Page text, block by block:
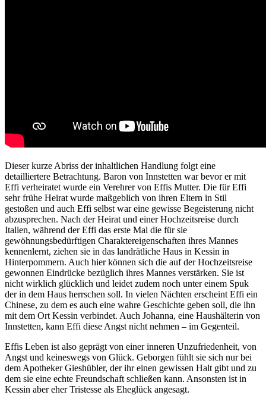
Dieser kurze Abriss der inhaltlichen Handlung folgt eine
detailliertere Betrachtung. Baron von Innstetten war bevor er mit
Effi verheiratet wurde ein Verehrer von Effis Mutter. Die für Effi
sehr frühe Heirat wurde maßgeblich von ihren Eltern in Stil
gestoßen und auch Effi selbst war eine gewisse Begeisterung nicht
abzusprechen. Nach der Heirat und einer Hochzeitsreise durch
Italien, während der Effi das erste Mal die für sie
gewöhnungsbedürftigen Charaktereigenschaften ihres Mannes
kennenlernt, ziehen sie in das landrätliche Haus in Kessin in
Hinterpommern. Auch hier können sich die auf der Hochzeitsreise
gewonnen Eindrücke bezüglich ihres Mannes verstärken. Sie ist
nicht wirklich glücklich und leidet zudem noch unter einem Spuk
der in dem Haus herrschen soll. In vielen Nächten erscheint Effi ein
Chinese, zu dem es auch eine wahre Geschichte geben soll, die ihn
mit dem Ort Kessin verbindet. Auch Johanna, eine Haushälterin von
Innstetten, kann Effi diese Angst nicht nehmen – im Gegenteil.
Effis Leben ist also geprägt von einer inneren Unzufriedenheit, von
Angst und keineswegs von Glück. Geborgen fühlt sie sich nur bei
dem Apotheker Gieshübler, der ihr einen gewissen Halt gibt und zu
dem sie eine echte Freundschaft schließen kann. Ansonsten ist in
Kessin aber eher Tristesse als Eheglück angesagt.